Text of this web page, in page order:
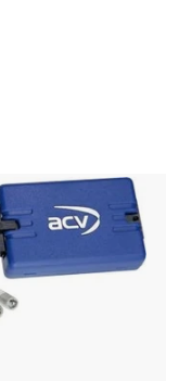
mit Seat Altea